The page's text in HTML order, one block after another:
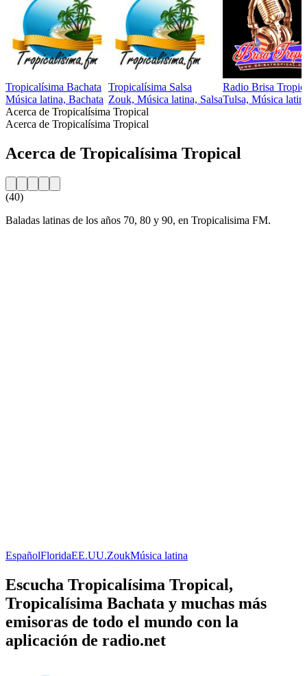
Tropicalísima Bachata
Música latina, Bachata
Tropicalísima Salsa
Zouk, Música latina, Salsa
Radio Brisa
Tulsa, Música
Acerca de Tropicalísima Tropical
Acerca de Tropicalísima Tropical
Acerca de Tropicalísima Tropical
(40)
Baladas latinas de los años 70, 80 y 90, en Tropicalisima FM.
EspañolFloridaEE.UU.ZoukMúsica latina
Escucha Tropicalísima Tropical,
Tropicalísima Bachata y muchas más
emisoras de todo el mundo con la
aplicación de radio.net